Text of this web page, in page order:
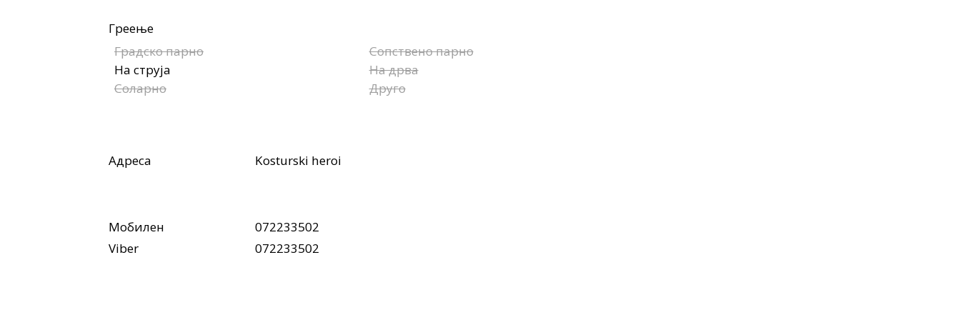
Греење
Градско парно
Сопствено парно
На струја
На дрва
Соларно
Друго
Адреса Kosturski heroi
Мобилен
072233502
Viber
072233502